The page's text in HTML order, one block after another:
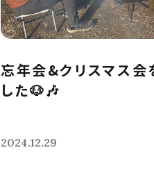
忘年会&クリスマス会
した🐶🎶
2024.12.29